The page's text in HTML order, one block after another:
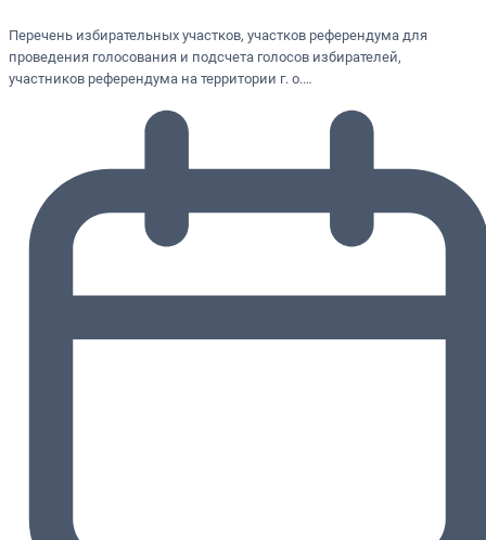
Перечень избирательных участков, участков референдума для
проведения голосования и подсчета голосов избирателей,
участников референдума на территории г. о.…